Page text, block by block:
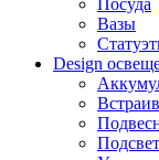
Посуда
Вазы
Design